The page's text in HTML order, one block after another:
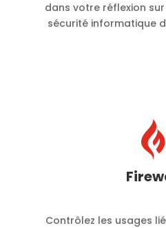
dans votre réflexion
sécurité informatique

Contrôlez les usages